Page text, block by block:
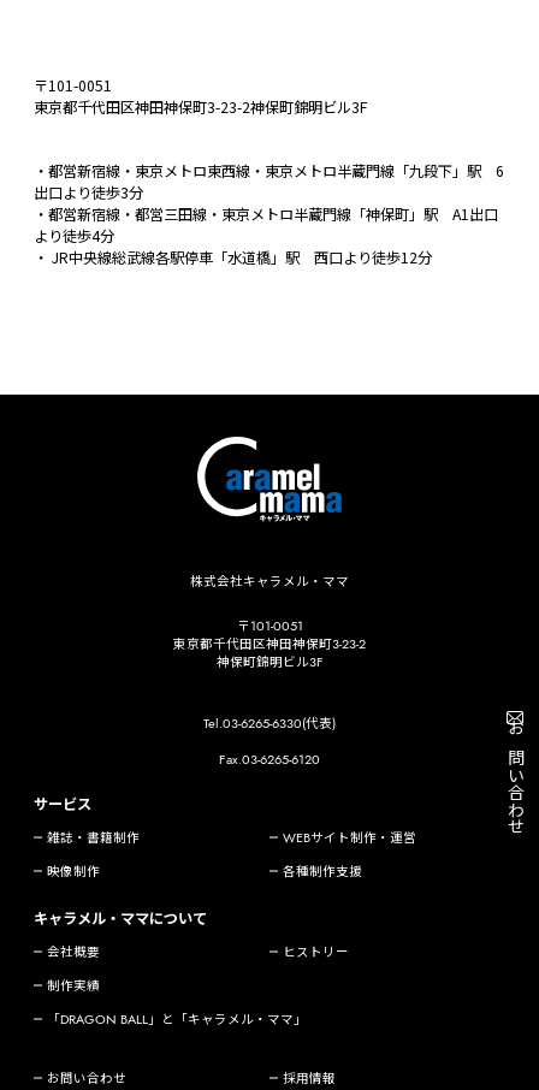
〒101-0051
東京都千代田区神田神保町3-23-2神保町錦明ビル3F
・都営新宿線・東京メトロ東西線・東京メトロ半蔵門線「九段下」駅 6
出口より徒歩3分
・都営新宿線・都営三田線・東京メトロ半蔵門線「神保町」駅 A1出口
より徒歩4分
・ JR中央線総武線各駅停車「水道橋」駅 西口より徒歩12分
株式会社キャラメル・ママ
〒101-0051
東京都千代田区神田神保町3-23-2
神保町錦明ビル3F
Tel.03-6265-6330(代表)
Fax.03-6265-6120
サービス
雑誌・書籍制作
WEBサイト制作・運営
映像制作
各種制作支援
キャラメル・ママについて
会社概要
ヒストリー
制作実績
「DRAGON BALL」と「キャラメル・ママ」
お問い合わせ 採用情報
お問い合わせ